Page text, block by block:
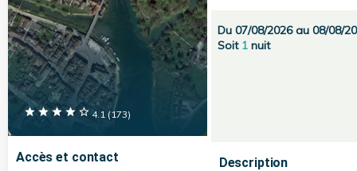
4.1 (173)
Accès et contact
Du 07/08/2026 au 08/08/
Soit 1nuit
Description